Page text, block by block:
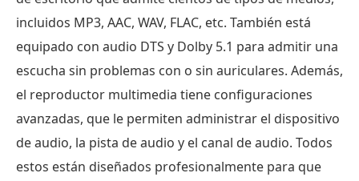
incluidos MP3, AAC, WAV, FLAC, etc. También está
equipado con audio DTS y Dolby 5.1 para admitir una
escucha sin problemas con o sin auriculares. Además,
el reproductor multimedia tiene configuraciones
avanzadas, que le permiten administrar el dispositivo
de audio, la pista de audio y el canal de audio. Todos
estos están diseñados profesionalmente para que